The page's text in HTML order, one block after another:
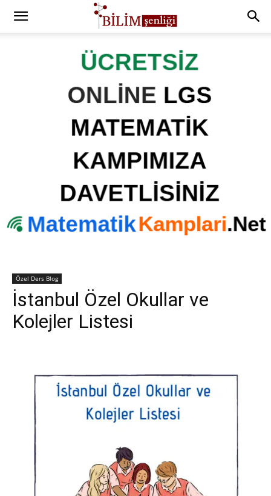
Özel Ders Blog
İstanbul Özel Okullar ve
Kolejler Listesi